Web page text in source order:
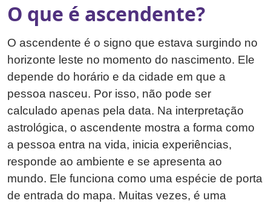
O que é ascendente?
O ascendente é o signo que estava surgindo no
horizonte leste no momento do nascimento. Ele
depende do horário e da cidade em que a
pessoa nasceu. Por isso, não pode ser
calculado apenas pela data. Na interpretação
astrológica, o ascendente mostra a forma como
a pessoa entra na vida, inicia experiências,
responde ao ambiente e se apresenta ao
mundo. Ele funciona como uma espécie de porta
de entrada do mapa. Muitas vezes, é uma